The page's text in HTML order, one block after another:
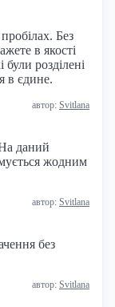
Без
в якості
були розділені
в єдине.
автор: Svitlana
даний
жодним
автор: Svitlana
без
автор: Svitlana